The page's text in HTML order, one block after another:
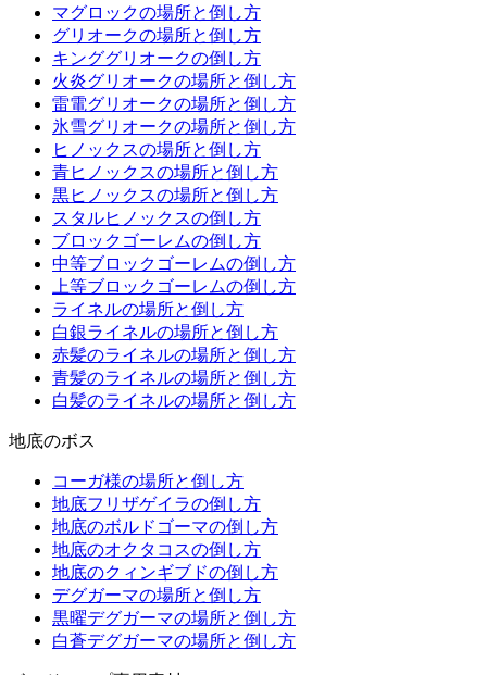
マグロックの場所と倒し方
グリオークの場所と倒し方
キンググリオークの倒し方
火炎グリオークの場所と倒し方
雷電グリオークの場所と倒し方
氷雪グリオークの場所と倒し方
ヒノックスの場所と倒し方
青ヒノックスの場所と倒し方
黒ヒノックスの場所と倒し方
スタルヒノックスの倒し方
ブロックゴーレムの倒し方
中等ブロックゴーレムの倒し方
上等ブロックゴーレムの倒し方
ライネルの場所と倒し方
白銀ライネルの場所と倒し方
赤髪のライネルの場所と倒し方
青髪のライネルの場所と倒し方
白髪のライネルの場所と倒し方
地底のボス
コーガ様の場所と倒し方
地底フリザゲイラの倒し方
地底のボルドゴーマの倒し方
地底のオクタコスの倒し方
地底のクィンギブドの倒し方
デグガーマの場所と倒し方
黒曜デグガーマの場所と倒し方
白蒼デグガーマの場所と倒し方